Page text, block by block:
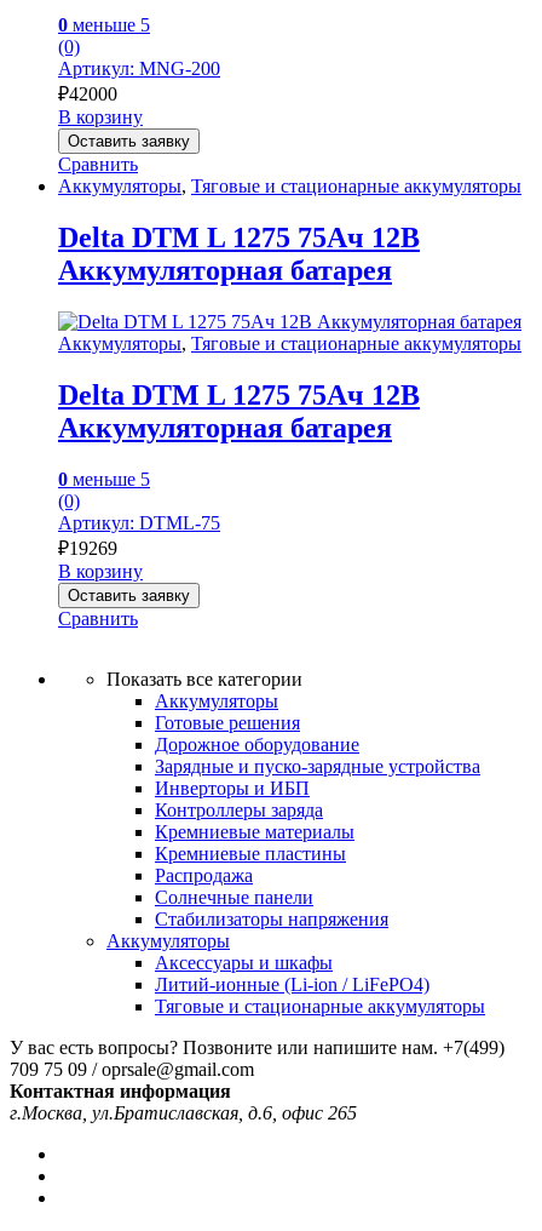
0 меньше 5
(0)
Артикул: MNG-200
₽42000
В корзину
Оставить заявку
Сравнить
Аккумуляторы, Тяговые и стационарные аккумуляторы
Delta DTM L 1275 75Ач 12В
Аккумуляторная батарея
Аккумуляторы, Тяговые и стационарные аккумуляторы
Delta DTM L 1275 75Ач 12В
Аккумуляторная батарея
0 меньше 5
(0)
Артикул: DTML-75
₽19269
В корзину
Оставить заявку
Сравнить
Показать все категории
Аккумуляторы
Готовые решения
Дорожное оборудование
Зарядные и пуско-зарядные устройства
Инверторы и ИБП
Контроллеры заряда
Кремниевые материалы
Кремниевые пластины
Распродажа
Солнечные панели
Стабилизаторы напряжения
Аккумуляторы
Аксессуары и шкафы
Литий-ионные (Li-ion / LiFePO4)
Тяговые и стационарные аккумуляторы
У вас есть вопросы? Позвоните или напишите нам. +7(499)
709 75 09 / oprsale@gmail.com
Контактная информация
г.Москва, ул.Братиславская, д.6, офис 265